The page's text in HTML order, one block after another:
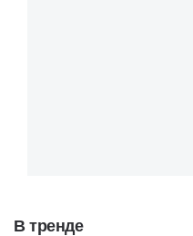
В тренде